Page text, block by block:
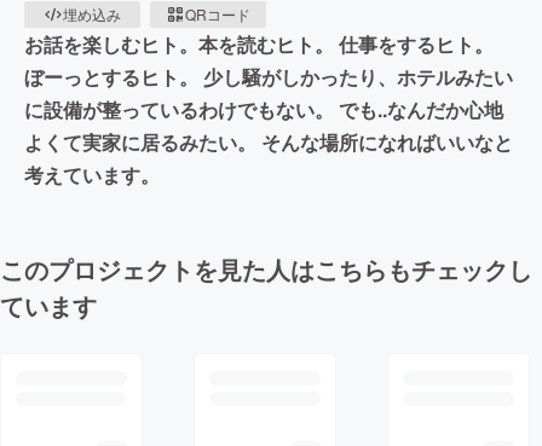
埋め込み
QRコード
お話を楽しむヒト。本を読むヒト。 仕事をするヒト。
ぼーっとするヒト。 少し騒がしかったり、ホテルみたい
に設備が整っているわけでもない。 でも..なんだか心地
よくて実家に居るみたい。 そんな場所になればいいなと
考えています。
このプロジェクトを見た人はこちらもチェックし
ています